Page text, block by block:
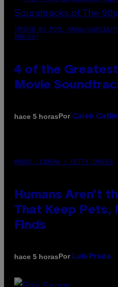
(PHOTO BY POOL ARNAL/GARCIA/
IMAGES)
4 of the
Movie
hace 5 horasPor Caleb Catlin
PHOTO: IJDEMA / GETTY IMAGES
Humans Aren’t
That Keep Pets,
Finds
hace 5 horasPor Luis Prada